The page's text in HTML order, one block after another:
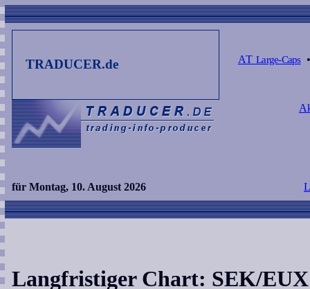
TRADUCER.de AT Large-Caps
für Montag, 10. August 2026
Langfristiger Chart: SEK/EUX